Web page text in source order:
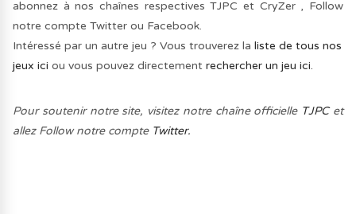
abonnez à nos chaînes respectives TJPC et CryZer , Follow
notre compte Twitter ou Facebook.
Intéressé par un autre jeu ? Vous trouverez laliste de tous nos
jeux ici ou vous pouvez directementrechercher un jeu ici.
Pour soutenir notre site, visitez notre chaîne officielle TJPCet
allez Follow notre compte Twitter.